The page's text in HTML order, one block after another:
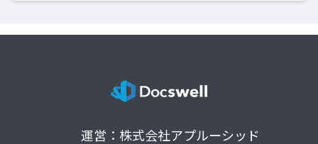
運営：株式会社アプルーシッド